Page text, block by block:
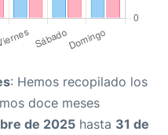
: Hemos recopilado los
doce meses
de 2025 hasta 31 de